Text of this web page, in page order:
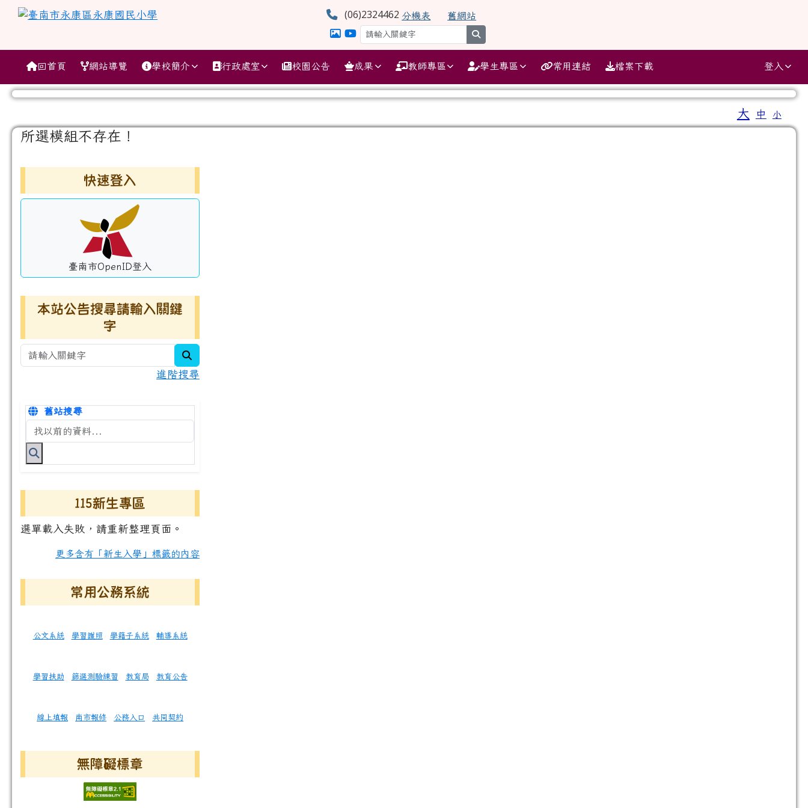
跳至主內容區
臺南市永康區永康國民小學 (06)2324462 分機表 舊網站
導覽列
回首頁 網站導覽 學校簡介 行政處室 校園公告 成果 教師專區 學生專區 常用連結 檔案下載 登入
⏸
大 中 小
主內容區域
所選模組不存在！
左邊區域內容
快速登入
臺南市OpenID登入
本站公告搜尋請輸入關鍵
字
進階搜尋
舊站搜尋
搜尋台南市永康國小全球資訊網關鍵字
115新生專區
選單載入失敗，請重新整理頁面。
更多含有「新生入學」標籤的內容
常用公務系統
公文系統 學習護照 學籍子系統 輔導系統
學習扶助 篩選測驗練習 教育局 教育公告
線上填報 南市報修 公務入口 共同契約
無障礙標章
頁尾區域